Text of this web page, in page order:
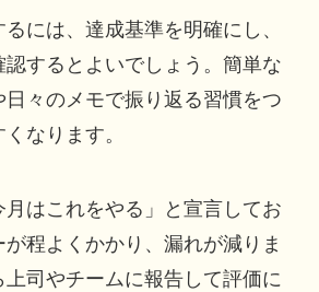
には、達成基準を明確にし、
するとよいでしょう。簡単な
々のメモで振り返る習慣をつ
なります。
月はこれをやる」と宣言してお
が程よくかかり、漏れが減りま
司やチームに報告して評価に